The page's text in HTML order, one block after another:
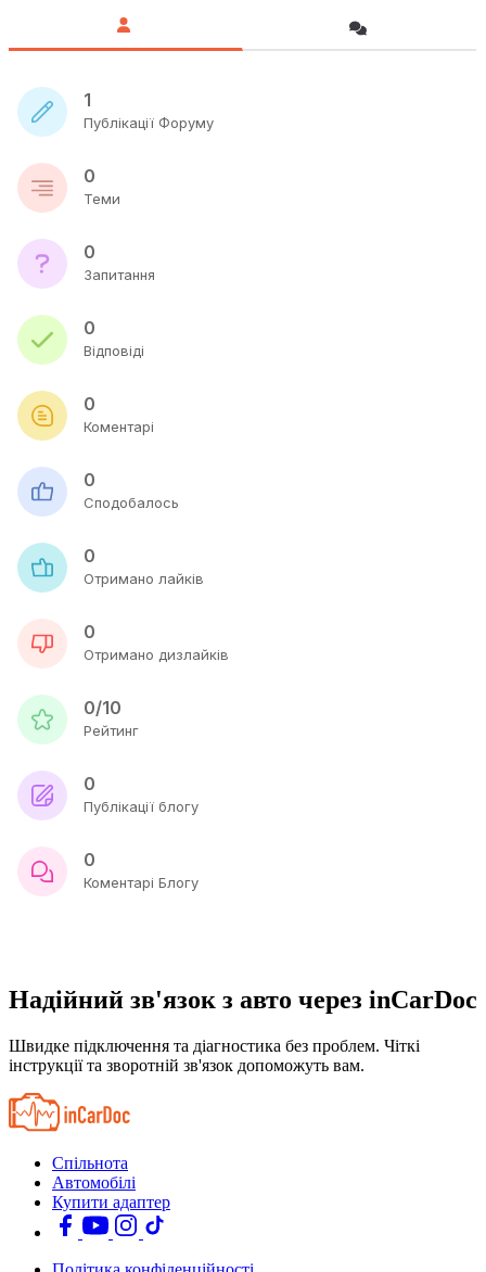
1
Публікації Форуму
0
Теми
0
Запитання
0
Відповіді
0
Коментарі
0
Сподобалось
0
Отримано лайків
0
Отримано дизлайків
0/10
Рейтинг
0
Публікації блогу
0
Коментарі Блогу
Надійний зв'язок з авто через inCarDoc
Швидке підключення та діагностика без проблем. Чіткі
інструкції та зворотній зв'язок допоможуть вам.
Спільнота
Автомобілі
Купити адаптер